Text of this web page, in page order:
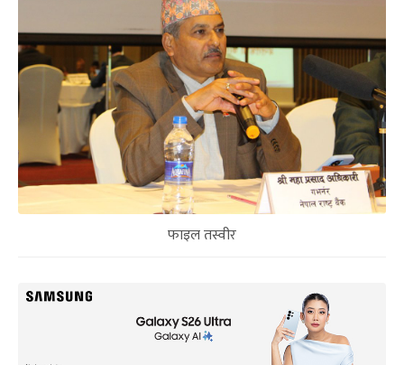
फाइल तस्वीर